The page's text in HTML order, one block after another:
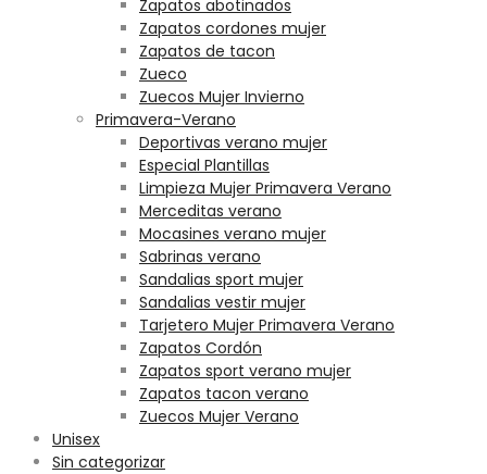
Zapatos abotinados
Zapatos cordones mujer
Zapatos de tacon
Zueco
Zuecos Mujer Invierno
Primavera-Verano
Deportivas verano mujer
Especial Plantillas
Limpieza Mujer Primavera Verano
Merceditas verano
Mocasines verano mujer
Sabrinas verano
Sandalias sport mujer
Sandalias vestir mujer
Tarjetero Mujer Primavera Verano
Zapatos Cordón
Zapatos sport verano mujer
Zapatos tacon verano
Zuecos Mujer Verano
Unisex
Sin categorizar